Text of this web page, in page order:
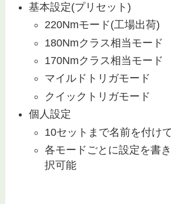
基本設定(プリセット)
220Nmモード(工場出荷)
180Nmクラス相当モード
170Nmクラス相当モード
マイルドトリガモード
クイックトリガモード
個人設定
10セットまで名前を付け
各モードごとに設定を書
択可能